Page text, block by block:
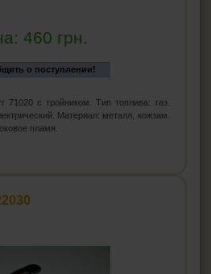
460 грн.
о поступлении!
71020 с тройником. Тип топлива: газ.
Материал: металл, кожзам.
пламя.